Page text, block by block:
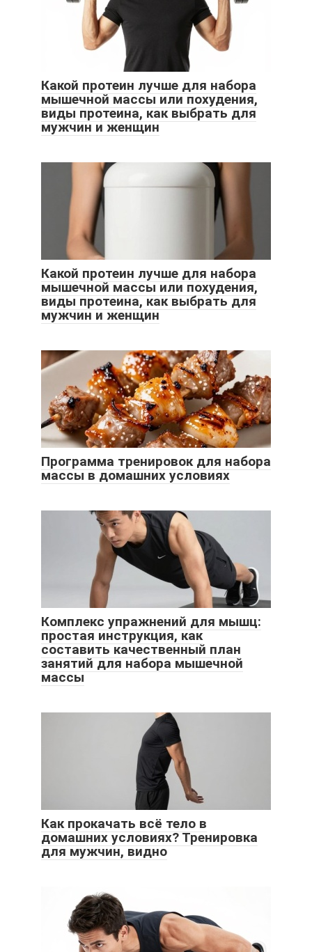
Какой протеин лучше для набора
мышечной массы или похудения,
виды протеина, как выбрать для
мужчин и женщин
Какой протеин лучше для набора
мышечной массы или похудения,
виды протеина, как выбрать для
мужчин и женщин
Программа тренировок для набора
массы в домашних условиях
Комплекс упражнений для мышц:
простая инструкция, как
составить качественный план
занятий для набора мышечной
массы
Как прокачать всё тело в
домашних условиях? Тренировка
для мужчин, видно